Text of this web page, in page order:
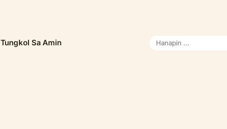
Tungkol Sa Amin
Hanapin